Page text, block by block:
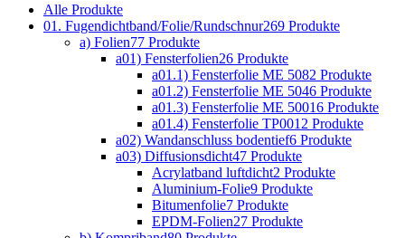
Alle Produkte
01. Fugendichtband/Folie/Rundschnur269 Produkte
a) Folien77 Produkte
a01) Fensterfolien26 Produkte
a01.1) Fensterfolie ME 5082 Produkte
a01.2) Fensterfolie ME 5046 Produkte
a01.3) Fensterfolie ME 50016 Produkte
a01.4) Fensterfolie TP001 2 Produkte
a02) Wandanschluss bodentief6 Produkte
a03) Diffusionsdicht47 Produkte
Acrylatband luftdicht2 Produkte
Aluminium-Folie9 Produkte
Bitumenfolie7 Produkte
EPDM-Folien27 Produkte